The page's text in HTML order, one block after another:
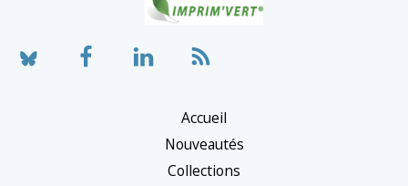
Accueil
Nouveautés
Collections